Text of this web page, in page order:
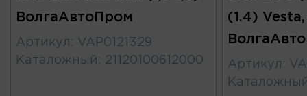
ВолгаАвтоПром
Артикул : VAP0121329
Каталожный : 21120100612000
(1.4) Vesta,
Артикул :